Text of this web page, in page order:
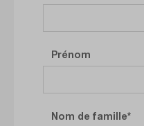
Prénom
Nom de famille